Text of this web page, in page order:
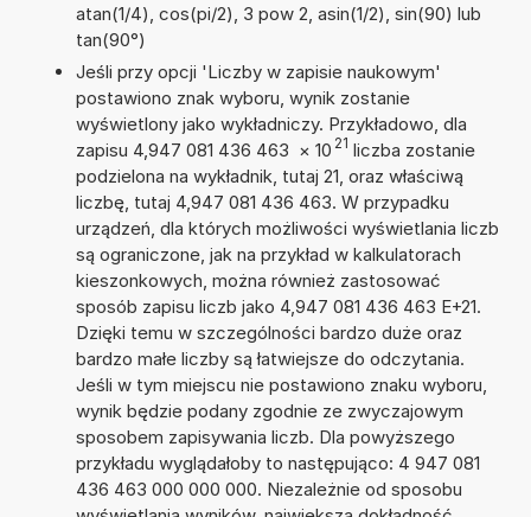
atan(1/4), cos(pi/2), 3 pow 2, asin(1/2), sin(90) lub
tan(90°)
Jeśli przy opcji 'Liczby w zapisie naukowym'
postawiono znak wyboru, wynik zostanie
wyświetlony jako wykładniczy. Przykładowo, dla
zapisu 4,947 081 436 463 × 10 21 liczba zostanie
podzielona na wykładnik, tutaj 21, oraz właściwą
liczbę, tutaj 4,947 081 436 463. W przypadku
urządzeń, dla których możliwości wyświetlania liczb
są ograniczone, jak na przykład w kalkulatorach
kieszonkowych, można również zastosować
sposób zapisu liczb jako 4,947 081 436 463 E+21.
Dzięki temu w szczególności bardzo duże oraz
bardzo małe liczby są łatwiejsze do odczytania.
Jeśli w tym miejscu nie postawiono znaku wyboru,
wynik będzie podany zgodnie ze zwyczajowym
sposobem zapisywania liczb. Dla powyższego
przykładu wyglądałoby to następująco: 4 947 081
436 463 000 000 000. Niezależnie od sposobu